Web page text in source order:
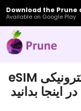
Download the Prune
Available on Google Play
eSIM چیست؟ چگونه یک کارت الکترونیکی
اینجا بدانید